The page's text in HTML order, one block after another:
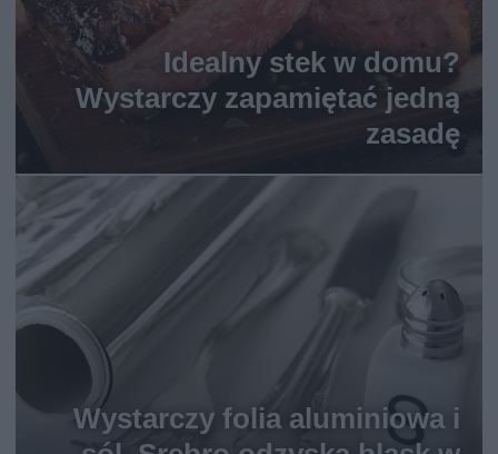
Idealny stek w domu?
Wystarczy zapamiętać jedną
zasadę
Wystarczy folia aluminiowa i